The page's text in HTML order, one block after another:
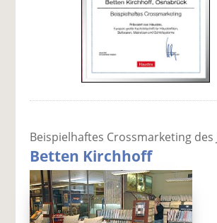
Beispielhaftes Crossmarketing des
Betten Kirchhoff